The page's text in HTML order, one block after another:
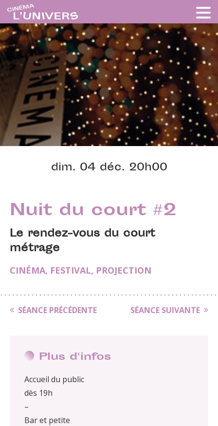
dim. 04 déc. 20h00
Nuit du court #2
Le rendez-vous du court
métrage
CINÉMA, FESTIVAL, PROJECTION
SÉANCE PRÉCÉDENTE SÉANCE SUIVANTE
Plus d'infos
Accueil du public
dès 19h
–
Bar et petite